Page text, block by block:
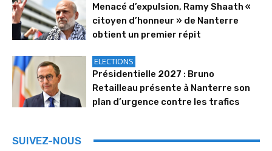
Menacé d’expulsion, Ramy Shaath «
citoyen d’honneur » de Nanterre
obtient un premier répit
ELECTIONS
Présidentielle 2027 : Bruno
Retailleau présente à Nanterre son
plan d’urgence contre les trafics
SUIVEZ-NOUS